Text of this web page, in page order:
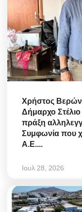
Χρήστος
Δήμαρχο
πράξη
Συμφωνία που
Α.Ε....
Ιουλ 28, 2026